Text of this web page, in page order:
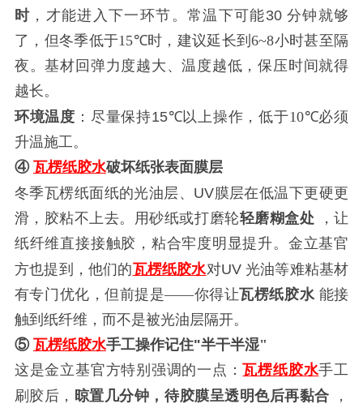
时 ，才能进入下一环节。常温下可能30分钟就够
了，但冬季低于15℃时，建议延长到6~8小时甚至隔
夜。基材回弹力度越大、温度越低，保压时间就得
越长。
环境温度 ：尽量保持15℃以上操作，低于10℃必须
升温施工。
④ 瓦楞纸胶水破坏纸张表面膜层
冬季瓦楞纸面纸的光油层、 UV膜层在低温下更硬更
滑，胶粘不上去。用砂纸或打磨轮轻磨糊盒处
，让
纸纤维直接接触胶，粘合牢度明显提升。金立基官
方也提到，他们的瓦楞纸胶水对UV 光油等难粘基材
有专门优化，但前提是——你得让瓦楞纸胶水 能接
触到纸纤维，而不是被光油层隔开。
⑤ 瓦楞纸胶水手工操作记住"半干半湿"
这是金立基官方特别强调的一点：瓦楞纸胶水手工
刷胶后， 晾置几分钟，待胶膜呈透明色后再黏合 ，